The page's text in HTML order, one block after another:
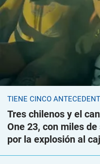
TIENE CINCO
Tres chilenos y el
One 23, con miles
por la explosión al